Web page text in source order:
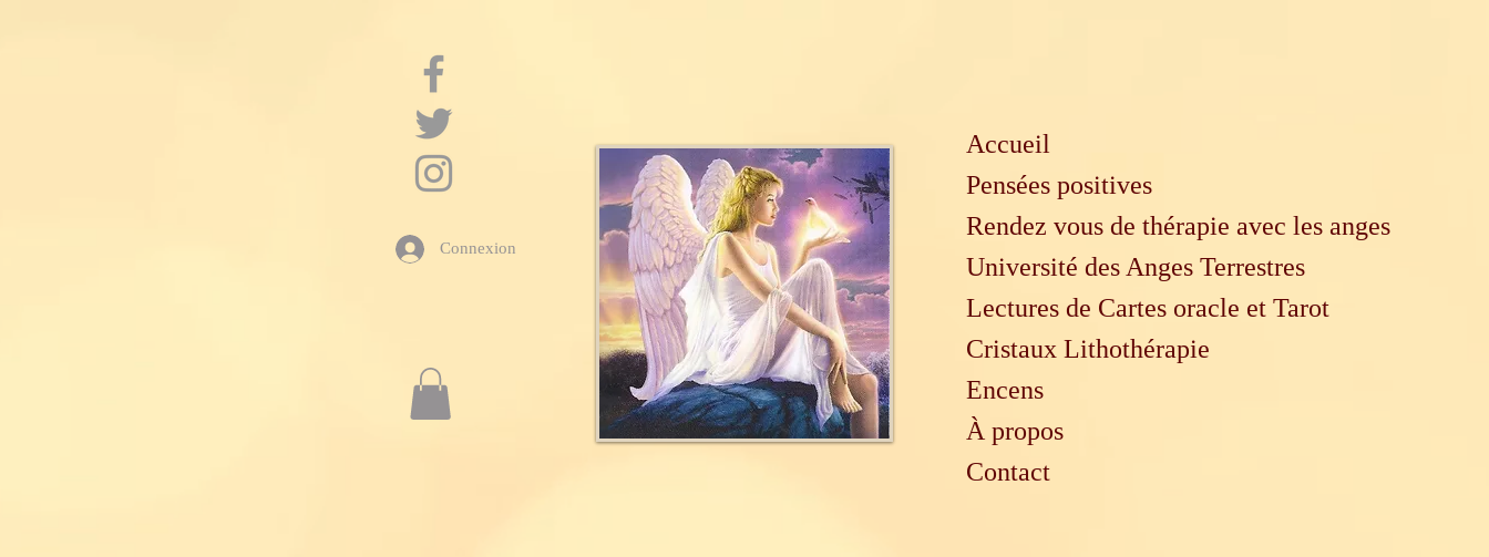
Connexion
Accueil
Pensées positives
Rendez vous de thérapie avec les anges
Université des Anges Terrestres
Lectures de Cartes oracle et Tarot
Cristaux Lithothérapie
Encens
À propos
Contact